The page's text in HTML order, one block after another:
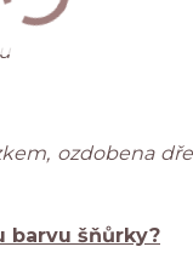
ozdobena
barvu šňůrky?